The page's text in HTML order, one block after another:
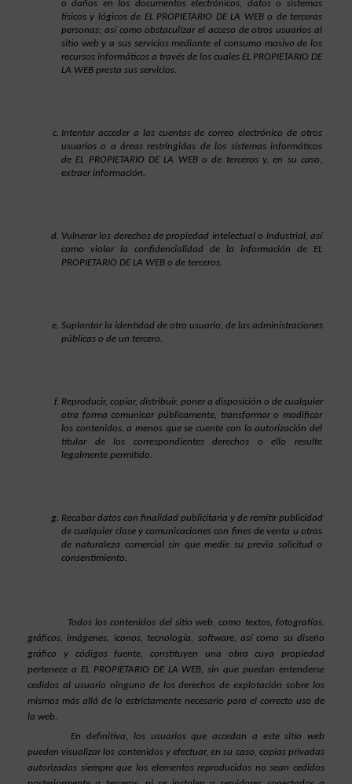
o daños en los documentos electrónicos, datos o sistemas
físicos y lógicos de EL PROPIETARIO DE LA WEB o de terceras
personas; así como obstaculizar el acceso de otros usuarios al
sitio web y a sus servicios mediante el consumo masivo de los
recursos informáticos a través de los cuales EL PROPIETARIO DE
LA WEB presta sus servicios.
Intentar acceder a las cuentas de correo electrónico de otros
usuarios o a áreas restringidas de los sistemas informáticos
de EL PROPIETARIO DE LA WEB o de terceros y, en su caso,
extraer información.
Vulnerar los derechos de propiedad intelectual o industrial, así
como violar la confidencialidad de la información de EL
PROPIETARIO DE LA WEB o de terceros.
Suplantar la identidad de otro usuario, de las administraciones
públicas o de un tercero.
Reproducir, copiar, distribuir, poner a disposición o de cualquier
otra forma comunicar públicamente, transformar o modificar
los contenidos, a menos que se cuente con la autorización del
titular de los correspondientes derechos o ello resulte
legalmente permitido.
Recabar datos con finalidad publicitaria y de remitir publicidad
de cualquier clase y comunicaciones con fines de venta u otras
de naturaleza comercial sin que medie su previa solicitud o
consentimiento.
Todos los contenidos del sitio web, como textos, fotografías,
gráficos, imágenes, iconos, tecnología, software, así como su diseño
gráfico y códigos fuente, constituyen una obra cuya propiedad
pertenece a EL PROPIETARIO DE LA WEB, sin que puedan entenderse
cedidos al usuario ninguno de los derechos de explotación sobre los
mismos más allá de lo estrictamente necesario para el correcto uso de
la web.
En definitiva, los usuarios que accedan a este sitio web
pueden visualizar los contenidos y efectuar, en su caso, copias privadas
autorizadas siempre que los elementos reproducidos no sean cedidos